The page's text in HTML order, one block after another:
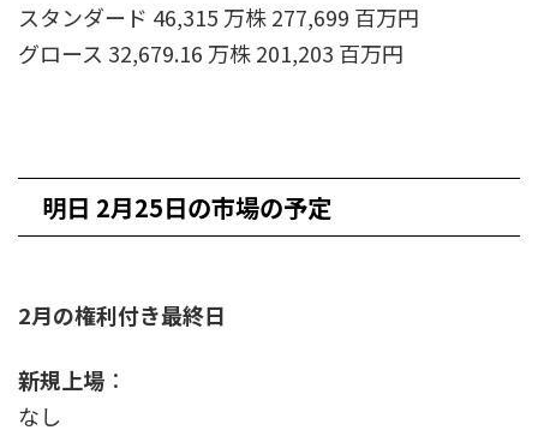
スタンダード 46,315 万株 277,699 百万円
グロース 32,679.16 万株 201,203 百万円
明日 2月25日の市場の予定
2月の権利付き最終日
新規上場 ：
なし